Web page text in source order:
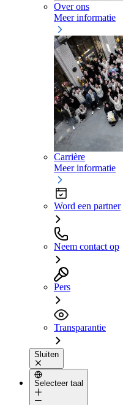
Over ons
Meer informatie
Carrière
Meer informatie
Word een partner
Neem contact op
Pers
Transparantie
Sluiten
Selecteer taal